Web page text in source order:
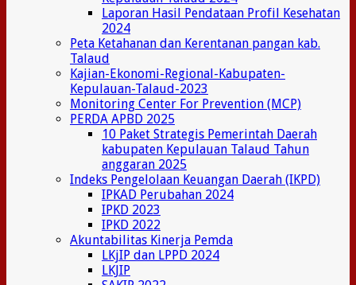
Laporan Hasil Pendataan Profil Kesehatan
2024
Peta Ketahanan dan Kerentanan pangan kab.
Talaud
Kajian-Ekonomi-Regional-Kabupaten-
Kepulauan-Talaud-2023
Monitoring Center For Prevention (MCP)
PERDA APBD 2025
10 Paket Strategis Pemerintah Daerah
kabupaten Kepulauan Talaud Tahun
anggaran 2025
Indeks Pengelolaan Keuangan Daerah (IKPD)
IPKAD Perubahan 2024
IPKD 2023
IPKD 2022
Akuntabilitas Kinerja Pemda
LKjIP dan LPPD 2024
LKJIP